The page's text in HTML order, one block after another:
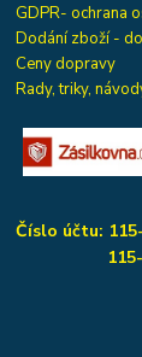
GDPR- ochrana
Dodání zboží -
Ceny dopravy
Rady, triky,
Číslo účtu:
115-